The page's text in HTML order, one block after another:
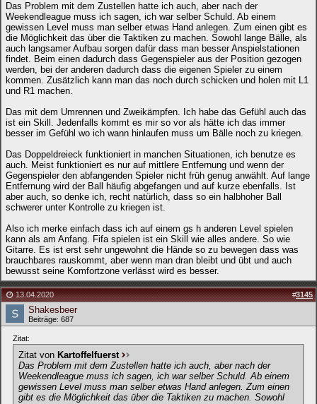
Das Problem mit dem Zustellen hatte ich auch, aber nach der
Weekendleague muss ich sagen, ich war selber Schuld. Ab einem
gewissen Level muss man selber etwas Hand anlegen. Zum einen gibt es
die Möglichkeit das über die Taktiken zu machen. Sowohl lange Bälle, als
auch langsamer Aufbau sorgen dafür dass man besser Anspielstationen
findet. Beim einen dadurch dass Gegenspieler aus der Position gezogen
werden, bei der anderen dadurch dass die eigenen Spieler zu einem
kommen. Zusätzlich kann man das noch durch schicken und holen mit L1
und R1 machen.
Das mit dem Umrennen und Zweikämpfen. Ich habe das Gefühl auch das
ist ein Skill. Jedenfalls kommt es mir so vor als hätte ich das immer
besser im Gefühl wo ich wann hinlaufen muss um Bälle noch zu kriegen.
Das Doppeldreieck funktioniert in manchen Situationen, ich benutze es
auch. Meist funktioniert es nur auf mittlere Entfernung und wenn der
Gegenspieler den abfangenden Spieler nicht früh genug anwählt. Auf lange
Entfernung wird der Ball häufig abgefangen und auf kurze ebenfalls. Ist
aber auch, so denke ich, recht natürlich, dass so ein halbhoher Ball
schwerer unter Kontrolle zu kriegen ist.
Also ich merke einfach dass ich auf einem gs h anderen Level spielen
kann als am Anfang. Fifa spielen ist ein Skill wie alles andere. So wie
Gitarre. Es ist erst sehr ungewohnt die Hände so zu bewegen dass was
brauchbares rauskommt, aber wenn man dran bleibt und übt und auch
bewusst seine Komfortzone verlässt wird es besser.
13.04.2020 #3145
Shakesbeer
Beiträge: 687
Zitat:
Zitat von Kartoffelfuerst
Das Problem mit dem Zustellen hatte ich auch, aber nach der
Weekendleague muss ich sagen, ich war selber Schuld. Ab einem
gewissen Level muss man selber etwas Hand anlegen. Zum einen
gibt es die Möglichkeit das über die Taktiken zu machen. Sowohl